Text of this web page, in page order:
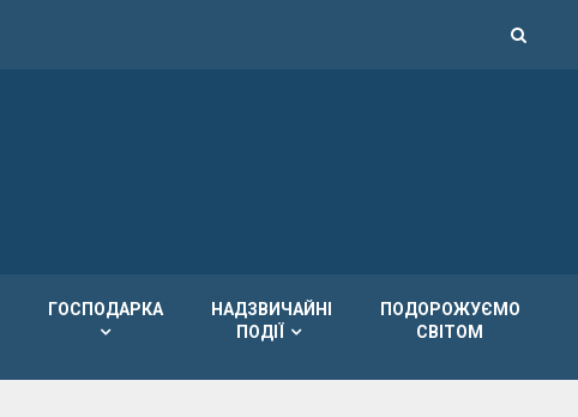
ГОСПОДАРКА
НАДЗВИЧАЙНІ
ПОДІЇ
ПОДОРОЖУЄМО
СВІТОМ